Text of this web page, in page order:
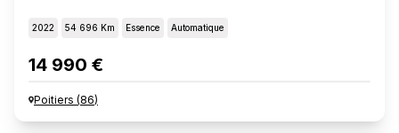
2022 54 696 Km Essence Automatique
14 990 €
Poitiers (86)